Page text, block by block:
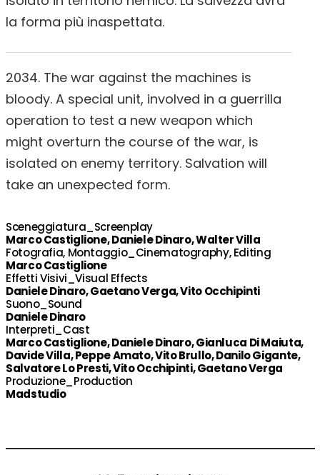
la forma più inaspettata.
2034. The war against the machines is
bloody. A special unit, involved in a guerrilla
operation to test a new weapon which
might overturn the course of the war, is
isolated on enemy territory. Salvation will
take an unexpected form.
Sceneggiatura_Screenplay
Marco Castiglione, Daniele Dinaro, Walter Villa
Fotografia, Montaggio_Cinematography, Editing
Marco Castiglione
Effetti Visivi_Visual Effects
Daniele Dinaro, Gaetano Verga, Vito Occhipinti
Suono_Sound
Daniele Dinaro
Interpreti_Cast
Marco Castiglione, Daniele Dinaro, Gianluca Di Maiuta,
Davide Villa, Peppe Amato, Vito Brullo, Danilo Gigante,
Salvatore Lo Presti, Vito Occhipinti, Gaetano Verga
Produzione_Production
Madstudio